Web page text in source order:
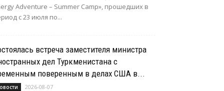
Adventure – Summer Camp», прошедших в
с 23 июля по...
встреча заместителя министра
дел Туркменистана с
поверенным в делах США в...
2026-08-07